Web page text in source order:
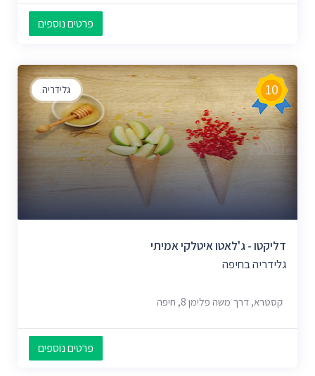
פרטים נוספים
גלידריה 10
דליקטו - ג'לאטו איטלקי אמיתי
גלידריה בחיפה
קסטרא, דרך משה פלימן 8, חיפה
פרטים נוספים